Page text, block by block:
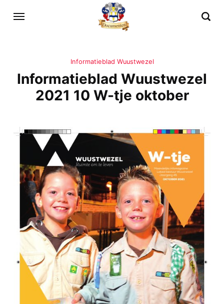
Informatieblad Wuustwezel
Informatieblad Wuustwezel
2021 10 W-tje oktober